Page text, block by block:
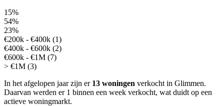
15%
54%
23%
€200k - €400k (1)
€400k - €600k (2)
€600k - €1M (7)
> €1M (3)
In het afgelopen jaar zijn er 13 woningen verkocht in Glimmen.
Daarvan werden er 1 binnen een week verkocht, wat duidt op een
actieve woningmarkt.